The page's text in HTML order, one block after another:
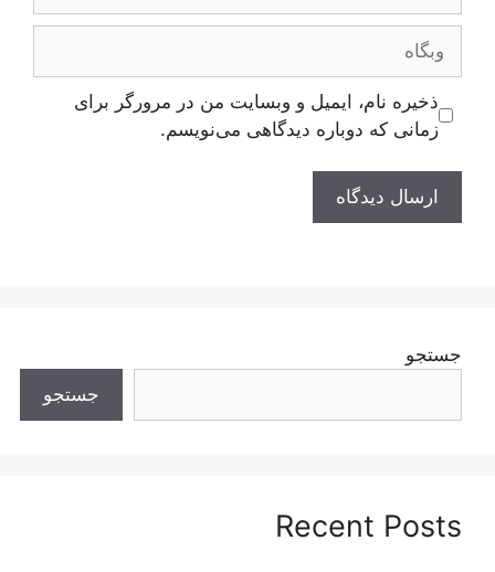
وبگاه
ذخیره نام، ایمیل و وبسایت من در مرورگر برای
زمانی که دوباره دیدگاهی می‌نویسم.
جستجو
جستجو
Recent Posts